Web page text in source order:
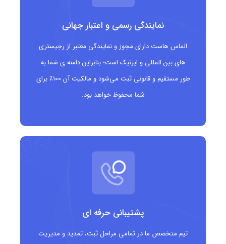
مزایای دامنه .theater
ایجاد هویت تخصصی و هنری برای کسب وکارها و
گروه های فعال در حوزه تئاتر و نمایش
دامنه ای کوتاه، به یادماندنی و مرتبط با هنرهای
نمایشی
مناسب برای سالن های نمایش، کمپانی های تئاتری و
کمک به بهبود برندینگ دیجیتال و افزایش اعتماد
افزایش دیده شدن در جستجوهای مرتبط با تئاتر و
نمایندگی رسمی و اعتبار جهانی
الماس هاست دارای مجوز و نمایندگی معتبر از رجیستری
های بین المللی و ایرنیک است؛ بنابراین دامنه ی شما به
طور مستقیم و قانونی ثبت می‌شود و مالکیت آن ۱۰۰٪ برای
شما محفوظ خواهد بود.
پشتیبانی حرفه ای
تیم متخصص ما در تمامی مراحل ثبت، تمدید و مدیریت